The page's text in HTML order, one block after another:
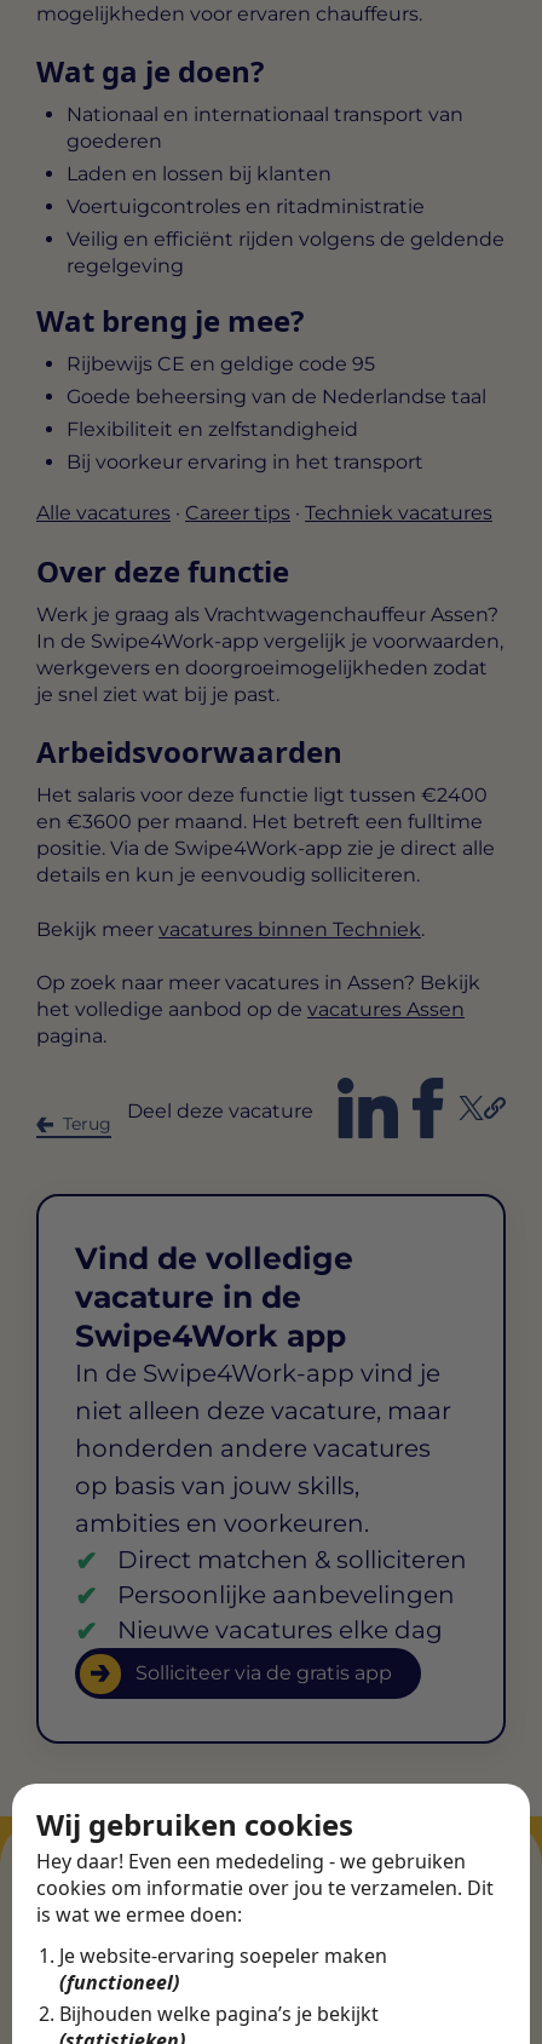
Wij gebruiken cookies
Hey daar! Even een mededeling - we gebruiken
cookies om informatie over jou te verzamelen. Dit
is wat we ermee doen:
Je website-ervaring soepeler maken
(functioneel)
Bijhouden welke pagina’s je bekijkt
mogelijkheden voor ervaren chauffeurs.
Wat ga je doen?
Nationaal en internationaal transport van
goederen
Laden en lossen bij klanten
Voertuigcontroles en ritadministratie
Veilig en efficiënt rijden volgens de geldende
regelgeving
Wat breng je mee?
Rijbewijs CE en geldige code 95
Goede beheersing van de Nederlandse taal
Flexibiliteit en zelfstandigheid
Bij voorkeur ervaring in het transport
Alle vacatures · Career tips · Techniek vacatures
Over deze functie
Werk je graag als Vrachtwagenchauffeur Assen?
In de Swipe4Work-app vergelijk je voorwaarden,
werkgevers en doorgroeimogelijkheden zodat
je snel ziet wat bij je past.
Arbeidsvoorwaarden
Het salaris voor deze functie ligt tussen €2400
en €3600 per maand . Het betreft een fulltime
positie. Via de Swipe4Work-app zie je direct alle
details en kun je eenvoudig solliciteren.
Bekijk meer vacatures binnen Techniek.
Op zoek naar meer vacatures in Assen? Bekijk
het volledige aanbod op de vacatures Assen
pagina.
Terug
Deel deze vacature
Vind de volledige
vacature in de
Swipe4Work app
In de Swipe4Work-app vind je
niet alleen deze vacature, maar
honderden andere vacatures
op basis van jouw skills,
ambities en voorkeuren.
Direct matchen & solliciteren
Persoonlijke aanbevelingen
Nieuwe vacatures elke dag
Solliciteer via de gratis app
ERVARINGEN
Martijn vond een
nieuwe baan bij